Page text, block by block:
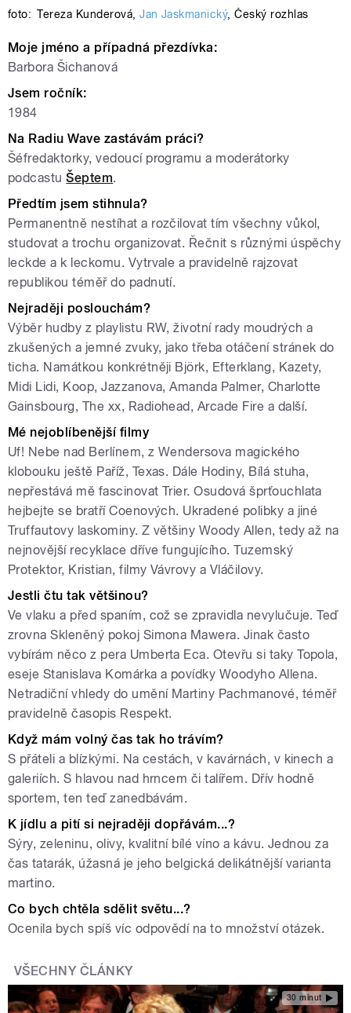
foto: Tereza Kunderová,Jan Jaskmanický,Český rozhlas
Moje jméno a případná přezdívka:
Barbora Šichanová
Jsem ročník:
1984
Na Radiu Wave zastávám práci?
Šéfredaktorky, vedoucí programu a moderátorky
podcastuŠeptem.
Předtím jsem stihnula?
Permanentně nestíhat a rozčilovat tím všechny vůkol,
studovat a trochu organizovat. Řečnit s různými úspěchy
leckde a k leckomu. Vytrvale a pravidelně rajzovat
republikou téměř do padnutí.
Nejraději poslouchám?
Výběr hudby z playlistu RW, životní rady moudrých a
zkušených a jemné zvuky, jako třeba otáčení stránek do
ticha. Namátkou konkrétněji Björk, Efterklang, Kazety,
Midi Lidi, Koop, Jazzanova, Amanda Palmer, Charlotte
Gainsbourg, The xx, Radiohead, Arcade Fire a další.
Mé nejoblíbenější filmy
Uf! Nebe nad Berlínem, z Wendersova magického
klobouku ještě Paříž, Texas. Dále Hodiny, Bílá stuha,
nepřestává mě fascinovat Trier. Osudová šprťouchlata
hejbejte se bratří Coenových. Ukradené polibky a jiné
Truffautovy laskominy. Z většiny Woody Allen, tedy až na
nejnovější recyklace dříve fungujícího. Tuzemský
Protektor, Kristian, filmy Vávrovy a Vláčilovy.
Jestli čtu tak většinou?
Ve vlaku a před spaním, což se zpravidla nevylučuje. Teď
zrovna Skleněný pokoj Simona Mawera. Jinak často
vybírám něco z pera Umberta Eca. Otevřu si taky Topola,
eseje Stanislava Komárka a povídky Woodyho Allena.
Netradiční vhledy do umění Martiny Pachmanové, téměř
pravidelně časopis Respekt.
Když mám volný čas tak ho trávím?
S přáteli a blízkými. Na cestách, v kavárnách, v kinech a
galeriích. S hlavou nad hrncem či talířem. Dřív hodně
sportem, ten teď zanedbávám.
K jídlu a pití si nejraději dopřávám...?
Sýry, zeleninu, olivy, kvalitní bílé víno a kávu. Jednou za
čas tatarák, úžasná je jeho belgická delikátnější varianta
martino.
Co bych chtěla sdělit světu...?
Ocenila bych spíš víc odpovědí na to množství otázek.
VŠECHNY ČLÁNKY
30 minut